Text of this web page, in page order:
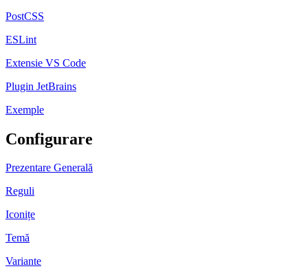
PostCSS
ESLint
Extensie VS Code
Plugin JetBrains
Exemple
Configurare
Prezentare Generală
Reguli
Iconițe
Temă
Variante